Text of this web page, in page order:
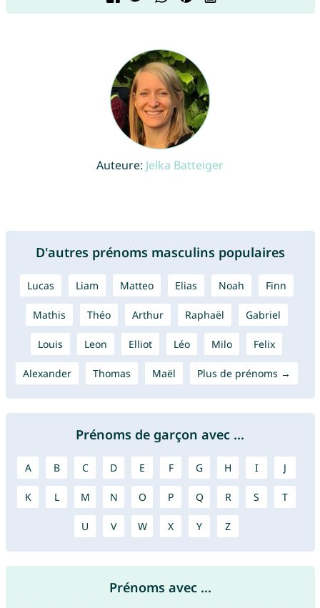
Auteure: Jelka Batteiger
D'autres prénoms masculins populaires
Lucas Liam Matteo Elias Noah Finn
Mathis Théo Arthur Raphaël Gabriel
Louis Leon Elliot Léo Milo Felix
Alexander Thomas Maël Plus de prénoms →
Prénoms de garçon avec ...
A B C D E F G H I J
K L M N O P Q R S T
U V W X Y Z
Prénoms avec ...